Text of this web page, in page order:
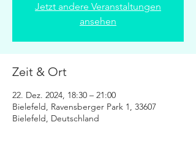
Jetzt andere Veranstaltungen
ansehen
Zeit & Ort
22. Dez. 2024, 18:30 – 21:00
Bielefeld, Ravensberger Park 1, 33607
Bielefeld, Deutschland